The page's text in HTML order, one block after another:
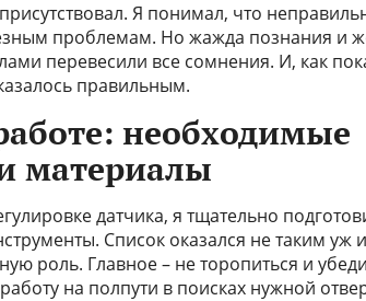
Я понимал, что
проблемам. Но жажда познания и
перевесили все сомнения. И, как
правильным.
необходимые
материалы
датчика, я тщательно
Список оказался не таким
роль. Главное – не торопиться и
на полпути в поисках нужной